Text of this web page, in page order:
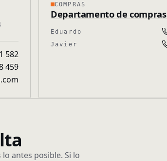
582
459
COMPRAS
Departamento de compras
Eduardo
Javier
antes posible. Si lo